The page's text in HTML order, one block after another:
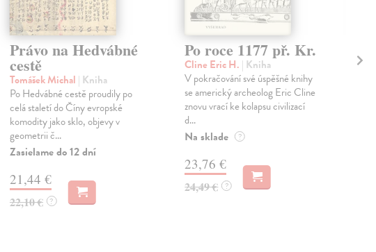
Právo na Hedvábné
cestě
Tomášek Michal | Kniha
Po Hedvábné cestě proudily po
celá staletí do Číny evropské
komodity jako sklo, objevy v
geometrii č...
Zasielame do 12 dní
21,44 €
22,10 € ?
Po roce 1177 př. Kr.
Cline Eric H. | Kniha
V pokračování své úspěšné knihy
se americký archeolog Eric Cline
znovu vrací ke kolapsu civilizací
d...
Na sklade ?
23,76 €
24,49 € ?